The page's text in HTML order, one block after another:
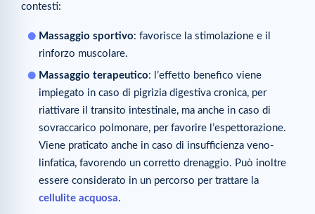
contesti:
Massaggio sportivo: favorisce la stimolazione e il
rinforzo muscolare.
Massaggio terapeutico: l’effetto benefico viene
impiegato in caso di pigrizia digestiva cronica, per
riattivare il transito intestinale, ma anche in caso di
sovraccarico polmonare, per favorire l’espettorazione.
Viene praticato anche in caso di insufficienza veno-
linfatica, favorendo un corretto drenaggio. Può inoltre
essere considerato in un percorso per trattare la
cellulite acquosa.